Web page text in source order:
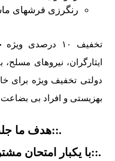
رنگرزی فرشهای
تخفیف ۱۰ درصدی
ایثارگران، نیروهای
دولتی تخفیف ویژه برای
بهزیستی و افراد بی بضاعت
.::هدف ما
.::با یکبار امتحان